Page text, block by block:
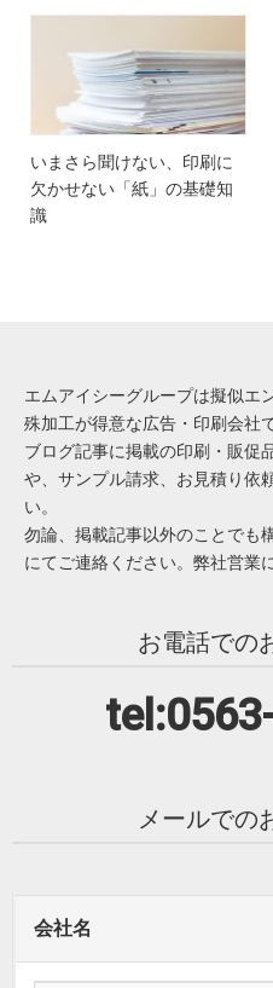
いまさら聞けない、印刷に
欠かせない「紙」の基礎知
識
エムアイシーグループは擬似エ
殊加工が得意な広告・印刷会社で
ブログ記事に掲載の印刷・販促
や、サンプル請求、お見積り依
い。
勿論、掲載記事以外のことでも
にてご連絡ください。弊社営業
お電話での
メールでの
会社名